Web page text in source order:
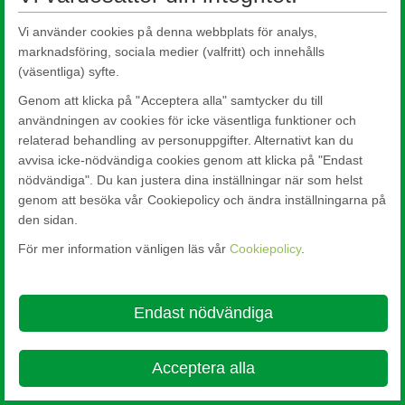
Vi använder cookies på denna webbplats för analys,
marknadsföring, sociala medier (valfritt) och innehålls
(väsentliga) syfte.
Genom att klicka på "Acceptera alla" samtycker du till
användningen av cookies för icke väsentliga funktioner och
relaterad behandling av personuppgifter. Alternativt kan du
avvisa icke-nödvändiga cookies genom att klicka på "Endast
nödvändiga". Du kan justera dina inställningar när som helst
genom att besöka vår Cookiepolicy och ändra inställningarna på
den sidan.
För mer information vänligen läs vår Cookiepolicy.
Endast nödvändiga
Acceptera alla